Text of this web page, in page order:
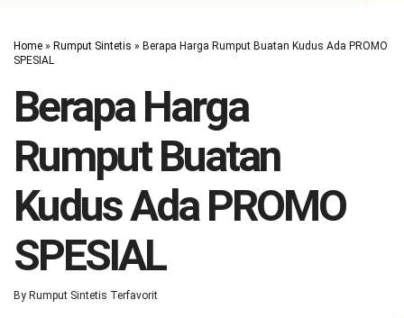
Home » Rumput Sintetis » Berapa Harga Rumput Buatan Kudus Ada PROMO
SPESIAL
Berapa Harga
Rumput Buatan
Kudus Ada PROMO
SPESIAL
By Rumput Sintetis Terfavorit